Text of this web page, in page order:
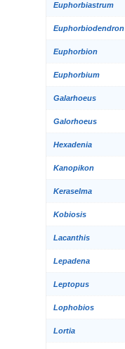
Euphorbiastrum
Euphorbiodendron
Euphorbion
Euphorbium
Galarhoeus
Galorhoeus
Hexadenia
Kanopikon
Keraselma
Kobiosis
Lacanthis
Lepadena
Leptopus
Lophobios
Lortia